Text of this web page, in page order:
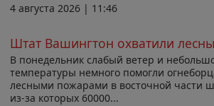
4 августа 2026 | 11:46
Штат Вашингтон охватили
В понедельник слабый ветер и
температуры немного помогли
лесными пожарами в восточной части
из-за которых 60000...